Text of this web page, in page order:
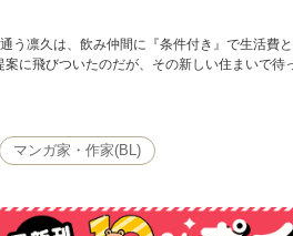
う凛久は、飲み仲間に『条件付き』で生活費
に飛びついたのだが、その新しい住まいで
倒を見ること』なのだが、いきなりモデルを
話配信している作品のコミックス版です。重
マンガ家・作家(BL)